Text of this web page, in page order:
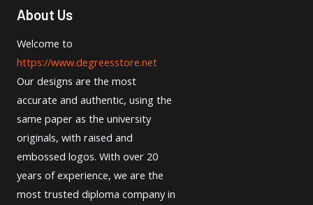
About Us
Welcome to
https://www.degreesstore.net
Our designs are the most
accurate and authentic, using the
same paper as the university
originals, with raised and
embossed logos. With over 20
years of experience, we are the
most trusted diploma company in